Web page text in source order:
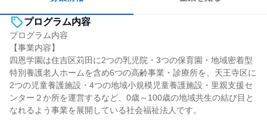
プログラム内容
プログラム内容
【事業内容】
四恩学園は住吉区苅田に2つの乳児院・3つの保育園・地域密着型
特別養護老人ホームを含め6つの高齢事業・診療所を、天王寺区に
2つの児童養護施設・4つの地域小規模児童養護施設・里親支援セ
ンター２か所を運営するなど、0歳～100歳の地域共生の結び目と
なれるよう事業を展開している社会福祉法人です。